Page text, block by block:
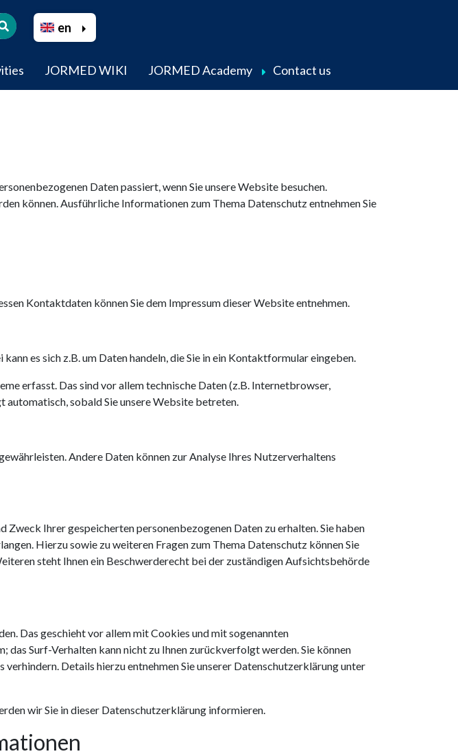
Select your language
en
JORMED WIKI JORMED Academy Contact us
Daten passiert, wenn Sie unsere Website besuchen.
können. Ausführliche Informationen zum Thema Datenschutz entnehmen Sie
Kontaktdaten können Sie dem Impressum dieser Website entnehmen.
es sich z.B. um Daten handeln, die Sie in ein Kontaktformular eingeben.
erfasst. Das sind vor allem technische Daten (z.B. Internetbrowser,
sobald Sie unsere Website betreten.
Andere Daten können zur Analyse Ihres Nutzerverhaltens
Ihrer gespeicherten personenbezogenen Daten zu erhalten. Sie haben
Hierzu sowie zu weiteren Fragen zum Thema Datenschutz können Sie
steht Ihnen ein Beschwerderecht bei der zuständigen Aufsichtsbehörde
Das geschieht vor allem mit Cookies und mit sogenannten
Surf-Verhalten kann nicht zu Ihnen zurückverfolgt werden. Sie können
Details hierzu entnehmen Sie unserer Datenschutzerklärung unter
wir Sie in dieser Datenschutzerklärung informieren.